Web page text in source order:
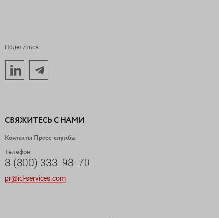
Поделиться:
СВЯЖИТЕСЬ С НАМИ
Контакты Пресс-службы
Телефон
8 (800) 333-98-70
pr@icl-services.com